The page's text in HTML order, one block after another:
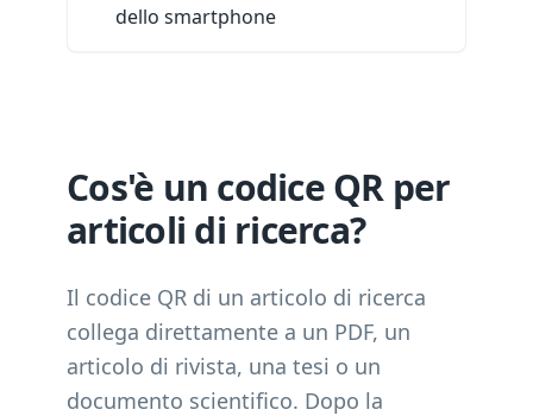
dello smartphone
Cos'è un codice QR per
articoli di ricerca?
Il codice QR di un articolo di ricerca
collega direttamente a un PDF, un
articolo di rivista, una tesi o un
documento scientifico. Dopo la